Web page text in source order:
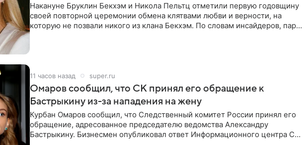
Накануне Бруклин Бекхэм и Никола Пельтц отметили первую годовщину
своей повторной церемонии обмена клятвами любви и верности, на
которую не позвали никого из клана Бекхэм. По словам инсайдеров, пара
11 часов назад super.ru
Омаров сообщил, что СК принял его обращение к
Бастрыкину из-за нападения на жену
Курбан Омаров сообщил, что Следственный комитет России принял его
обращение, адресованное председателю ведомства Александру
Бастрыкину. Бизнесмен опубликовал ответ Информационного центра СК